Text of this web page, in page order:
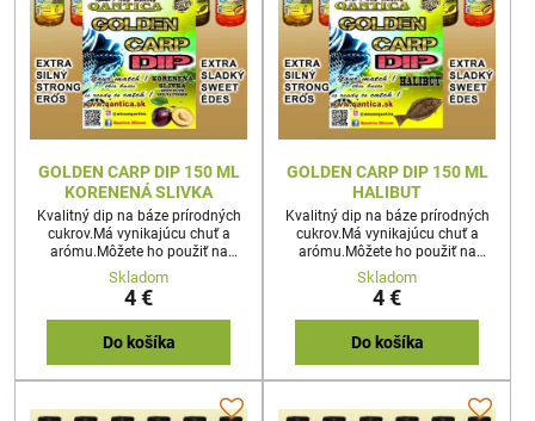
GOLDEN CARP DIP 150 ML
KORENENÁ SLIVKA
Kvalitný dip na báze prírodných
cukrov.Má vynikajúcu chuť a
arómu.Môžete ho použiť na
akúkoľvek nástrahu
Skladom
4 €
Do košíka
GOLDEN CARP DIP 150 ML
HALIBUT
Kvalitný dip na báze prírodných
cukrov.Má vynikajúcu chuť a
arómu.Môžete ho použiť na
akúkoľvek nástrahu
Skladom
4 €
Do košíka